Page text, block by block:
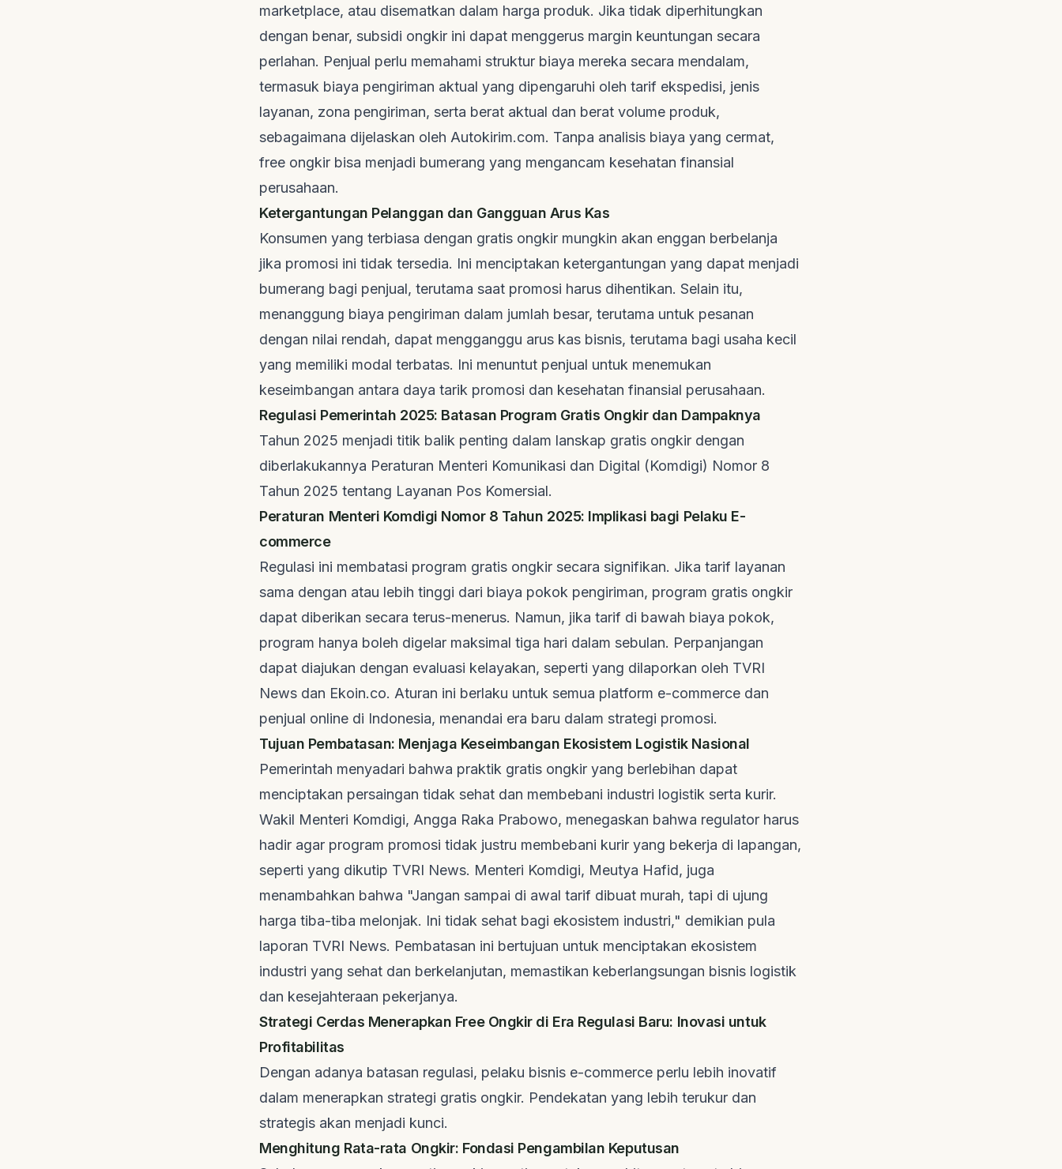
marketplace, atau disematkan dalam harga produk. Jika tidak diperhitungkan
dengan benar, subsidi ongkir ini dapat menggerus margin keuntungan secara
perlahan. Penjual perlu memahami struktur biaya mereka secara mendalam,
termasuk biaya pengiriman aktual yang dipengaruhi oleh tarif ekspedisi, jenis
layanan, zona pengiriman, serta berat aktual dan berat volume produk,
sebagaimana dijelaskan oleh Autokirim.com. Tanpa analisis biaya yang cermat,
free ongkir bisa menjadi bumerang yang mengancam kesehatan finansial
perusahaan.
Ketergantungan Pelanggan dan Gangguan Arus Kas
Konsumen yang terbiasa dengan gratis ongkir mungkin akan enggan berbelanja
jika promosi ini tidak tersedia. Ini menciptakan ketergantungan yang dapat menjadi
bumerang bagi penjual, terutama saat promosi harus dihentikan. Selain itu,
menanggung biaya pengiriman dalam jumlah besar, terutama untuk pesanan
dengan nilai rendah, dapat mengganggu arus kas bisnis, terutama bagi usaha kecil
yang memiliki modal terbatas. Ini menuntut penjual untuk menemukan
keseimbangan antara daya tarik promosi dan kesehatan finansial perusahaan.
Regulasi Pemerintah 2025: Batasan Program Gratis Ongkir dan Dampaknya
Tahun 2025 menjadi titik balik penting dalam lanskap gratis ongkir dengan
diberlakukannya Peraturan Menteri Komunikasi dan Digital (Komdigi) Nomor 8
Tahun 2025 tentang Layanan Pos Komersial.
Peraturan Menteri Komdigi Nomor 8 Tahun 2025: Implikasi bagi Pelaku E-
commerce
Regulasi ini membatasi program gratis ongkir secara signifikan. Jika tarif layanan
sama dengan atau lebih tinggi dari biaya pokok pengiriman, program gratis ongkir
dapat diberikan secara terus-menerus. Namun, jika tarif di bawah biaya pokok,
program hanya boleh digelar maksimal tiga hari dalam sebulan. Perpanjangan
dapat diajukan dengan evaluasi kelayakan, seperti yang dilaporkan oleh TVRI
News dan Ekoin.co. Aturan ini berlaku untuk semua platform e-commerce dan
penjual online di Indonesia, menandai era baru dalam strategi promosi.
Tujuan Pembatasan: Menjaga Keseimbangan Ekosistem Logistik Nasional
Pemerintah menyadari bahwa praktik gratis ongkir yang berlebihan dapat
menciptakan persaingan tidak sehat dan membebani industri logistik serta kurir.
Wakil Menteri Komdigi, Angga Raka Prabowo, menegaskan bahwa regulator harus
hadir agar program promosi tidak justru membebani kurir yang bekerja di lapangan,
seperti yang dikutip TVRI News. Menteri Komdigi, Meutya Hafid, juga
menambahkan bahwa "Jangan sampai di awal tarif dibuat murah, tapi di ujung
harga tiba-tiba melonjak. Ini tidak sehat bagi ekosistem industri," demikian pula
laporan TVRI News. Pembatasan ini bertujuan untuk menciptakan ekosistem
industri yang sehat dan berkelanjutan, memastikan keberlangsungan bisnis logistik
dan kesejahteraan pekerjanya.
Strategi Cerdas Menerapkan Free Ongkir di Era Regulasi Baru: Inovasi untuk
Profitabilitas
Dengan adanya batasan regulasi, pelaku bisnis e-commerce perlu lebih inovatif
dalam menerapkan strategi gratis ongkir. Pendekatan yang lebih terukur dan
strategis akan menjadi kunci.
Menghitung Rata-rata Ongkir: Fondasi Pengambilan Keputusan